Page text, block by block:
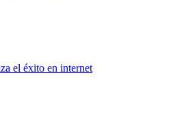
el éxito en internet